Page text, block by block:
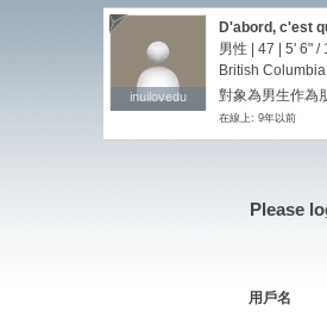
inuilovedu
inuilovedu
D'abord, c'est
男性 | 47 | 5' 6" /
British
對象為男生作為
在線上: 9年以前
Please
用戶名